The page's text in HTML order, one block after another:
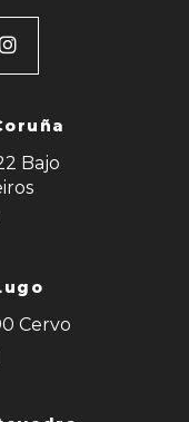
Bajo
Cervo